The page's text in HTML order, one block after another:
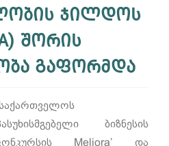
ჯილდოს
შორის
გაფორმდა
ბიზნესის
Meliora’ და